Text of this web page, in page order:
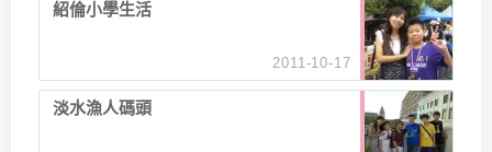
紹倫小學生活
2011-10-17
淡水漁人碼頭